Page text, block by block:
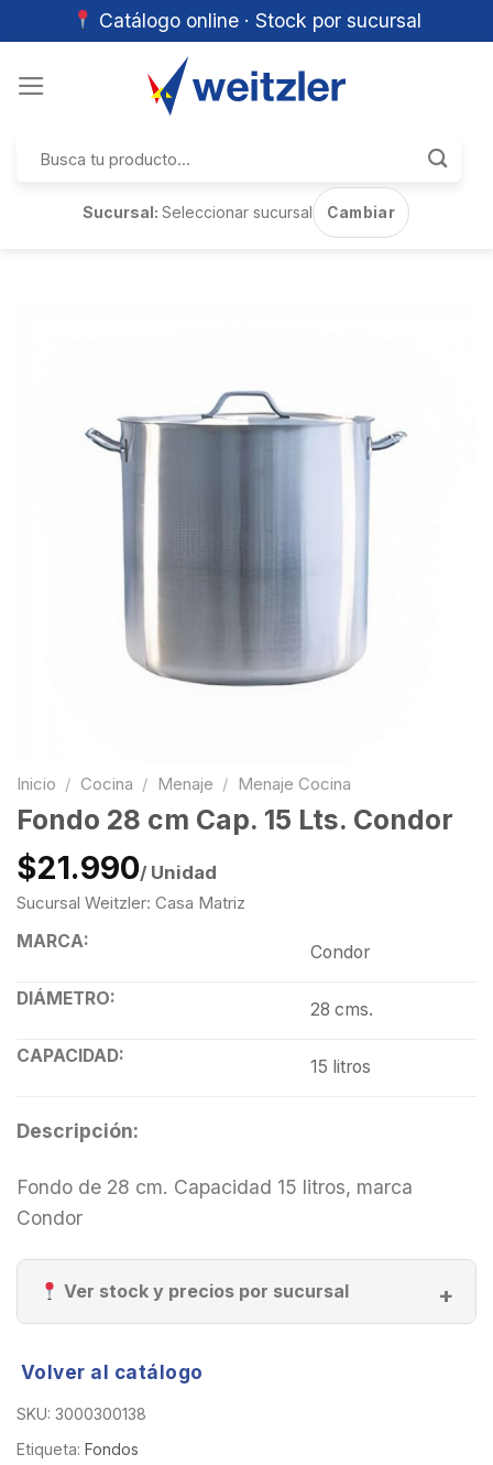
Catálogo online · Stock por sucursal
por:
Sucursal:Seleccionar sucursal Cambiar
Inicio / Cocina / Menaje / Menaje Cocina
Fondo 28 cm Cap. 15 Lts. Condor
$21.990/ Unidad
Sucursal Weitzler: Casa Matriz
MARCA:
Condor
DIÁMETRO:
28 cms.
CAPACIDAD:
15 litros
Descripción:
Fondo de 28 cm. Capacidad 15 litros, marca
Condor
Ver stock y precios por sucursal
Volver al catálogo
SKU: 3000300138
Etiqueta: Fondos